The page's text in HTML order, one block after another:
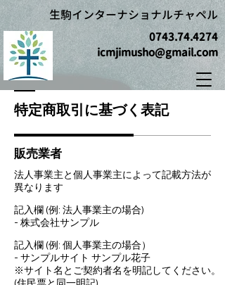
生駒インターナショナルチャペル
0743.74.4274
icmjimusho@gmail.com
特定商取引に基づく表記
販売業者
法人事業主と個人事業主によって記載方法が
異なります
記入欄 (例: 法人事業主の場合)
- 株式会社サンプル
記入欄 (例: 個人事業主の場合）
- サンプルサイト サンプル花子
※サイト名とご契約者名を明記してください。